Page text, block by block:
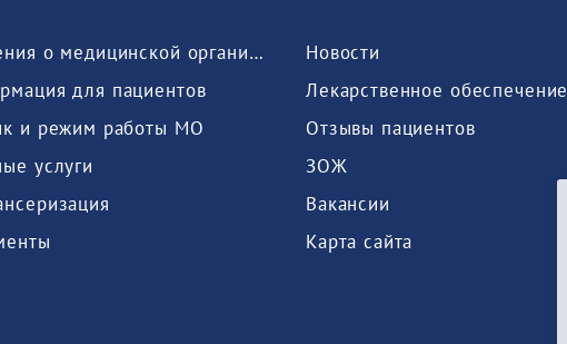
Сведения о медицинской организации
для пациентов
и режим работы МО
услуги
Новости
Лекарственное обеспечение
Отзывы пациентов
ЗОЖ
Вакансии
Карта сайта